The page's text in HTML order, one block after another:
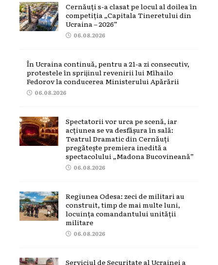
Cernăuți s-a clasat pe locul al doilea în
competiția „Capitala Tineretului din
Ucraina – 2026”
06.08.2026
În Ucraina continuă, pentru a 21-a zi consecutiv,
protestele în sprijinul revenirii lui Mîhailo
Fedorov la conducerea Ministerului Apărării
06.08.2026
Spectatorii vor urca pe scenă, iar
acțiunea se va desfășura în sală:
Teatrul Dramatic din Cernăuți
pregătește premiera inedită a
spectacolului „Madona Bucovineană”
06.08.2026
Regiunea Odesa: zeci de militari au
construit, timp de mai multe luni,
locuința comandantului unității
militare
06.08.2026
Serviciul de Securitate al Ucrainei a